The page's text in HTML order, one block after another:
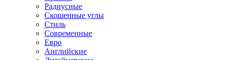
Радиусные
Скошенные углы
Стиль
Современные
Евро
Английские